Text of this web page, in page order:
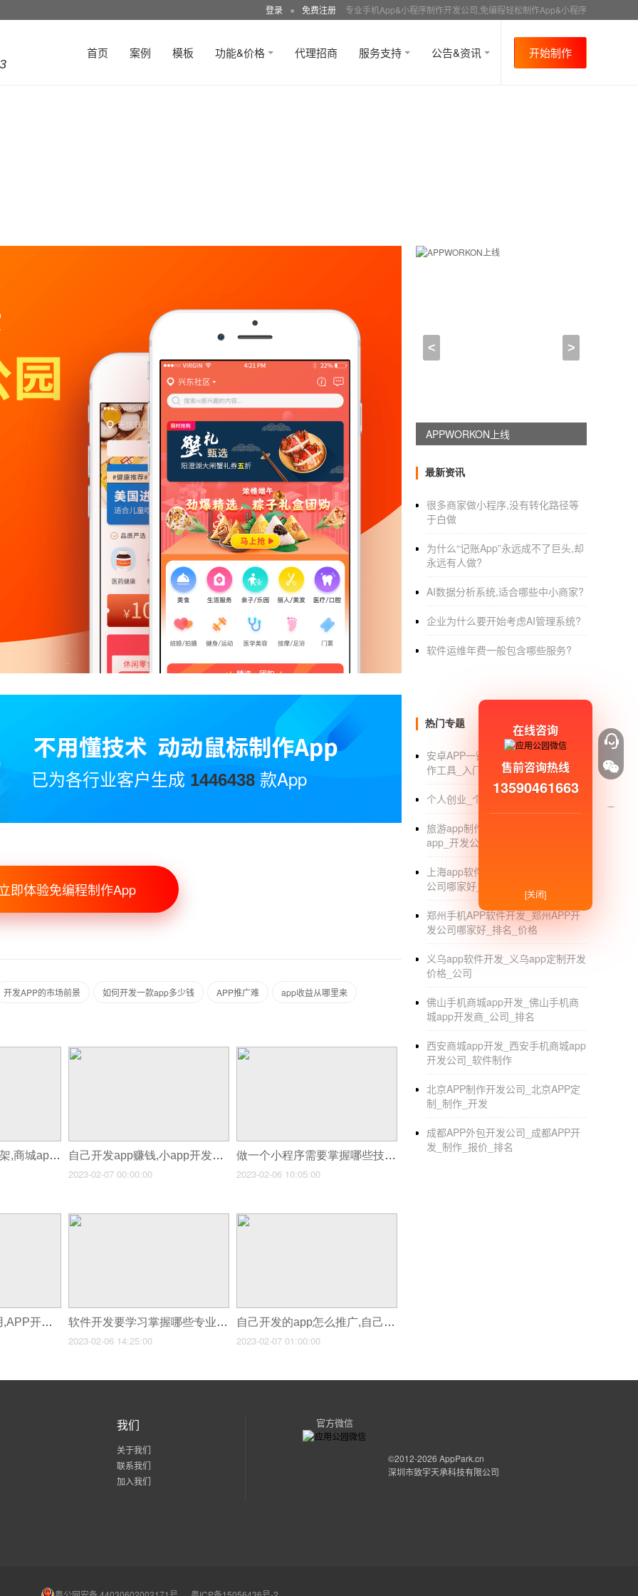
登录 ● 免费注册 专业手机App&小程序制作开发公司,免编程轻松制作App&小程序
首页 案例 模板 功能&价格 代理招商 服务支持 公告&资讯 开始制作
2021-08-23 21:00:00
合肥学安卓app开发？软件产业正在成为国民
资源，导致很多企业人即使抛出了抢眼的高薪
你知道软件开发!吗
软件编码是指将软件设计转化为计算机可接
用面向对象的开发语言。而且，面向对象的
软件开发!的一些通用语言知识
是一种面向对象的编程语言，由微软公司，
Windows框架的主角。C是由C和C衍生而来
去掉了它们的一些复杂特性(如没有宏和没有
NET开发以其强大的操作能力、优雅的语法
合肥雪安卓app开发
：软件开发培训班
以上是“合肥学安卓app开发？"请关注侯雪。
合肥学安卓app开发？本文为侯雪提供。com
com！如有侵权，请联系删除
已为各行业客户生成 1446438 款App
即体验免编程制作App
开发APP的市场前景 如何开发一款app多少钱 APP推广难 app收益从哪里来
自己开发app怎么上架,商城app开发价格评估 自己开发app赚钱,小app开发赚钱
2023-02-07 00:00:00
做一个小程序需要掌握哪些技术？
2023-02-06 10:05:00
自己开发APP自己用,APP开发的解决方法 软件开发要学习掌握哪些专业技能？
2023-02-06 14:25:00
自己开发的app怎么推广,自己开发的外卖app可以吗
2023-02-07 01:00:00
< >
APPWORKON上线
最新资讯
很多商家做小程序,没有转化路径等
于白做
为什么“记账App”永远成不了巨头,却
永远有人做?
AI数据分析系统,适合哪些中小商家?
企业为什么要开始考虑AI管理系统?
软件运维年费一般包含哪些服务?
热门专题
安卓APP一键制作_安卓APP一键制
作工具_入门教程_价格
个人创业_个人创业做什么好_项目
旅游app制作_怎么去制作一个旅游
app_开发公司_价格
上海app软件开发公司_上海app开发
公司哪家好_制作_外包
郑州手机APP软件开发_郑州APP开
发公司哪家好_排名_价格
义乌app软件开发_义乌app定制开发
价格_公司
佛山手机商城app开发_佛山手机商
城app开发商_公司_排名
西安商城app开发_西安手机商城app
开发公司_软件制作
北京APP制作开发公司_北京APP定
制_制作_开发
成都APP外包开发公司_成都APP开
发_制作_报价_排名
我们
关于我们
联系我们
加入我们
官方微信
©2012-2026 AppPark.cn
深圳市致宇天承科技有限公司
在线咨询
售前咨询热线
13590461663
[关闭]